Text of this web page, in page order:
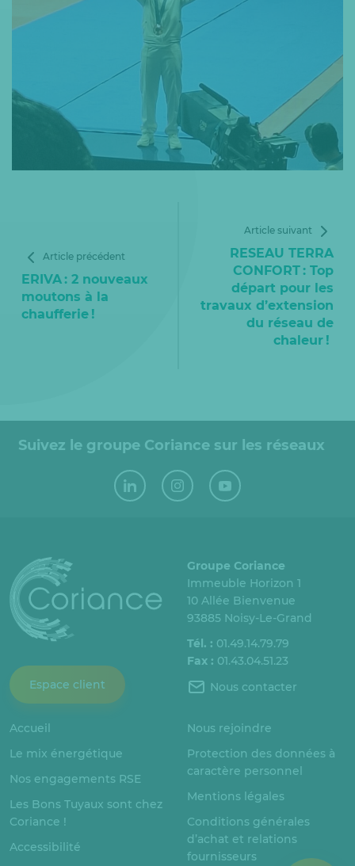
Article précédent
ERIVA : 2 nouveaux
moutons à la
chaufferie !
Article suivant
RESEAU TERRA
CONFORT : Top
départ pour les
travaux d’extension
du réseau de
chaleur !
Suivez le groupe Coriance sur les réseaux
Espace client
Groupe Coriance
Immeuble Horizon 1
10 Allée Bienvenue
93885 Noisy-Le-Grand
Tél. : 01.49.14.79.79
Fax : 01.43.04.51.23
Nous contacter
Accueil
Le mix énergétique
Nos engagements RSE
Les Bons Tuyaux sont chez
Coriance !
Accessibilité
Nous rejoindre
Protection des données à
caractère personnel
Mentions légales
Conditions générales
d’achat et relations
fournisseurs